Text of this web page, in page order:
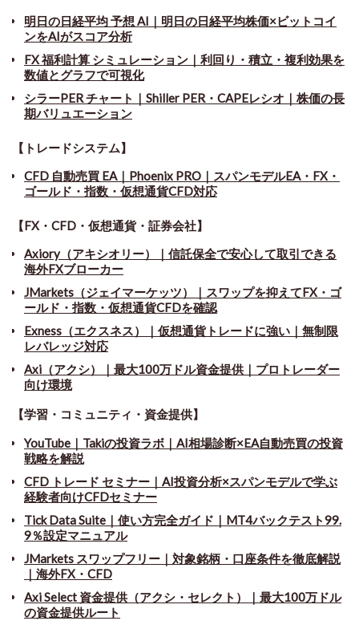
明日の日経平均 予想 AI｜明日の日経平均株価×ビットコイ
ンをAIがスコア分析
FX 福利計算 シミュレーション｜利回り・積立・複利効果を
数値とグラフで可視化
シラーPER チャート ｜ Shiller PER・CAPEレシオ｜株価の長
期バリュエーション
【トレードシステム】
CFD 自動売買 EA｜Phoenix PRO｜スパンモデルEA・FX・
ゴールド・指数・仮想通貨CFD対応
【FX・CFD・仮想通貨・証券会社】
Axiory（アキシオリー）｜信託保全で安心して取引できる
海外FXブローカー
JMarkets（ジェイマーケッツ）｜スワップを抑えてFX・ゴ
ールド・指数・仮想通貨CFDを確認
Exness（エクスネス）｜仮想通貨トレードに強い｜無制限
レバレッジ対応
Axi（アクシ）｜最大100万ドル資金提供｜プロトレーダー
向け環境
【学習・コミュニティ・資金提供】
YouTube｜Takiの投資ラボ｜AI相場診断×EA自動売買の投資
戦略を解説
CFD トレード セミナー ｜ AI投資分析×スパンモデルで学ぶ
経験者向けCFDセミナー
Tick Data Suite ｜ 使い方完全ガイド｜MT4バックテスト99.
9％設定マニュアル
JMarkets スワップフリー ｜ 対象銘柄・口座条件を徹底解説
｜海外FX・CFD
Axi Select 資金提供（アクシ・セレクト）｜最大100万ドル
の資金提供ルート